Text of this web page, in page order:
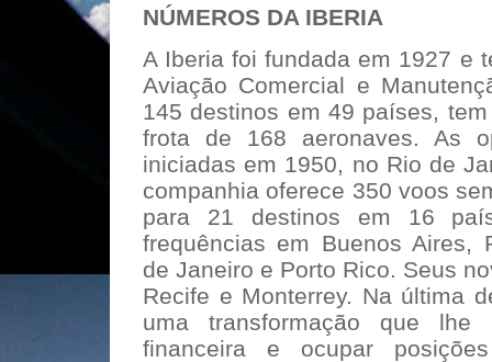
NÚMEROS DA IBERIA
A Iberia foi fundada em 1927 e
Aviação Comercial e
145 destinos em 49 países,
frota de 168 aeronaves. As
iniciadas em 1950, no Rio de
companhia oferece 350 voos
para 21 destinos em 16
frequências em Buenos Aires,
de Janeiro e Porto Rico. Seus
Recife e Monterrey. Na última
uma transformação que lhe
financeira e ocupar